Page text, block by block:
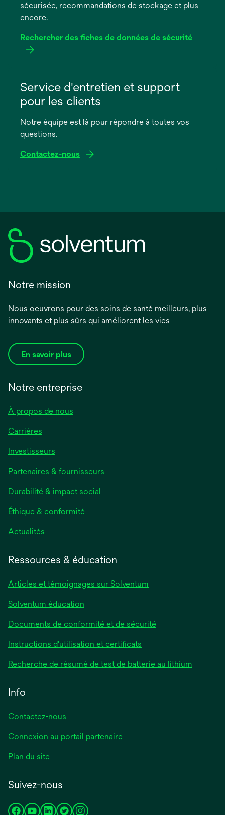
ongletsécurisée, recommandations de stockage et plus
encore.
Rechercher des fiches de données de sécurité
dans
nouvel
onglet
Service d'entretien et support
pour les clients
Notre équipe est là pour répondre à toutes vos
questions.
Contactez-nous
Notre mission
Nous oeuvrons pour des soins de santé meilleurs, plus
innovants et plus sûrs qui améliorent les vies
En savoir plus
Notre entreprise
À propos de nous
Carrières
Investisseurs
un
nouvel
onglet
Partenaires & fournisseurs
Durabilité & impact social
Éthique & conformité
Actualités
onglet
Ressources & éducation
Articles et témoignages sur Solventum
Solventum éducation
Documents de conformité et de sécurité
Instructions d'utilisation et certificats
un
Recherche de résumé de test de batterie au lithium
Info
Contactez-nous
Connexion au portail partenaire
Plan du site
Suivez-nous